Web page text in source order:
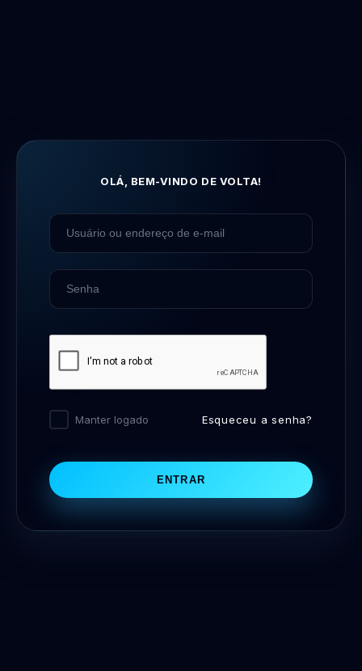
OLÁ, BEM-VINDO DE VOLTA!
Manter logado Esqueceu a senha?
ENTRAR